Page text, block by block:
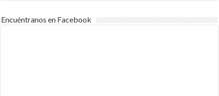
Encuéntranos en Facebook